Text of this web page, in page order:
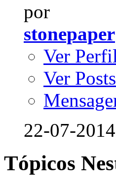
por
stonepaper
Ver
Ver
22-07-
Tópicos